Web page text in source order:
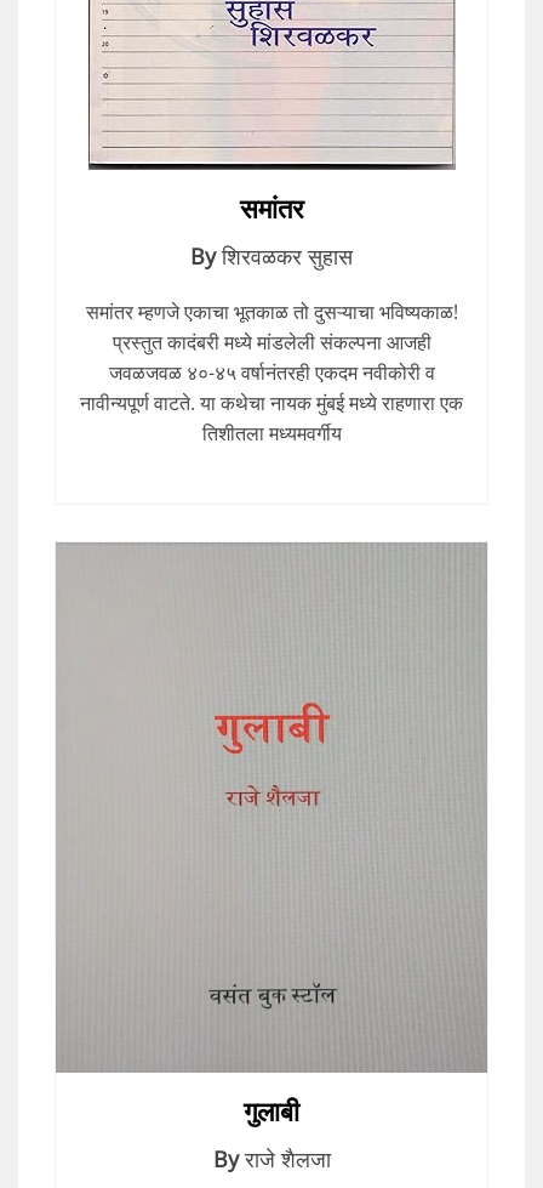
समांतर
By शिरवळकर सुहास
समांतर म्हणजे एकाचा भूतकाळ तो दुसऱ्याचा भविष्यकाळ!
प्रस्तुत कादंबरी मध्ये मांडलेली संकल्पना आजही
जवळजवळ ४०-४५ वर्षानंतरही एकदम नवीकोरी व
नावीन्यपूर्ण वाटते. या कथेचा नायक मुंबई मध्ये राहणारा एक
तिशीतला मध्यमवर्गीय
गुलाबी
By राजे शैलजा